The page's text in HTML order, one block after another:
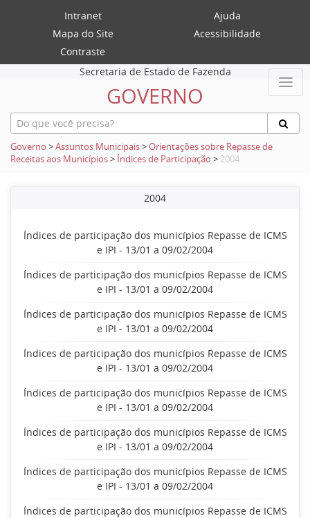
Intranet
Ajuda
Mapa do Site
Acessibilidade
Contraste
Secretaria de Estado de Fazenda
GOVERNO
Governo >Assuntos Municipais>Orientações sobre Repasse de
Receitas aos Municípios> Índices de Participação > 2004
2004
Índices de participação dos municípios Repasse de ICMS
e IPI - 13/01 a 09/02/2004
Índices de participação dos municípios Repasse de ICMS
e IPI - 13/01 a 09/02/2004
Índices de participação dos municípios Repasse de ICMS
e IPI - 13/01 a 09/02/2004
Índices de participação dos municípios Repasse de ICMS
e IPI - 13/01 a 09/02/2004
Índices de participação dos municípios Repasse de ICMS
e IPI - 13/01 a 09/02/2004
Índices de participação dos municípios Repasse de ICMS
e IPI - 13/01 a 09/02/2004
Índices de participação dos municípios Repasse de ICMS
e IPI - 13/01 a 09/02/2004
Índices de participação dos municípios Repasse de ICMS